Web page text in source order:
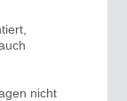
nicht